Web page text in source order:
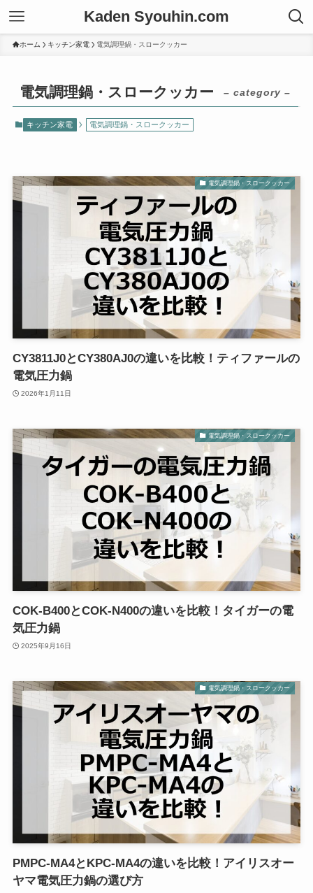
Kaden Syouhin.com
ホーム キッチン家電 電気調理鍋・スロークッカー
電気調理鍋・スロークッカー – category –
キッチン家電 電気調理鍋・スロークッカー
電気調理鍋・スロークッカー
CY3811J0とCY380AJ0の違いを比較！ティファールの
電気圧力鍋
2026年1月11日
電気調理鍋・スロークッカー
COK-B400とCOK-N400の違いを比較！タイガーの電
気圧力鍋
2025年9月16日
電気調理鍋・スロークッカー
PMPC-MA4とKPC-MA4の違いを比較！アイリスオー
ヤマ電気圧力鍋の選び方